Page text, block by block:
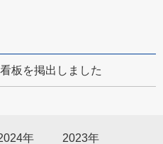
板を掲出しました
年
2023年